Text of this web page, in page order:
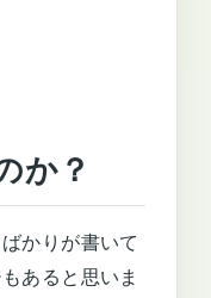
か？
かりが書いて
あると思いま